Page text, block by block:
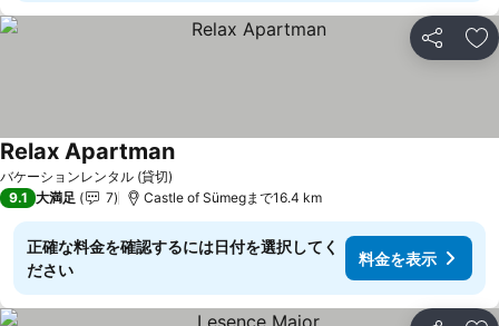
シェア お
バケーションレンタル (貸切)
Relax Apartman
9.1 大満足 7 Castle of Sümegまで16.4 km
正確な料金を確認するには日付を選択してく
ださい
料金を表示